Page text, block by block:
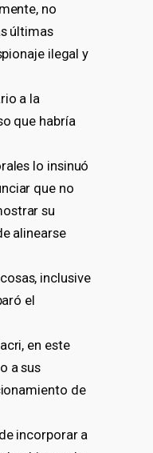
no
últimas
ilegal y
a la
que habría
lo insinuó
que no
su
alinearse
inclusive
el
en este
a sus
de
incorporar a